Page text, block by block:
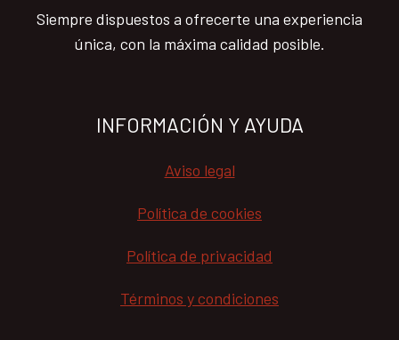
Siempre dispuestos a ofrecerte una experiencia
única, con la máxima calidad posible.
INFORMACIÓN Y AYUDA
Aviso legal
Política de cookies
Política de privacidad
Términos y condiciones